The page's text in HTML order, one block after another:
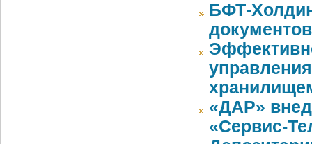
БФТ-
«ДАР»
«Сервис-